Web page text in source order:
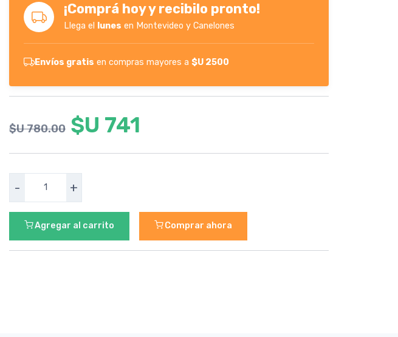
¡Comprá hoy y recibilo pronto!
Llega el lunes en Montevideo y Canelones
Envíos gratis en compras mayores a $U 2500
$U 780.00 $U 741
- +
Agregar al carrito Comprar ahora